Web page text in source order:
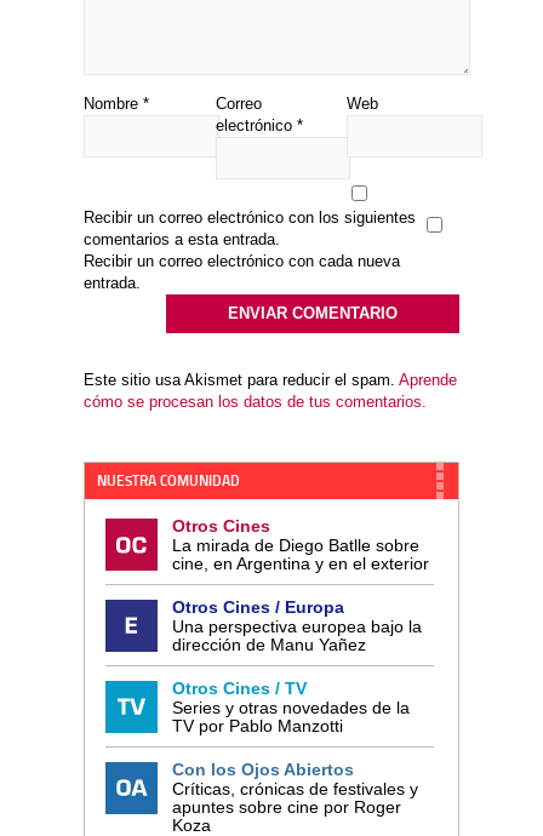
Nombre *
Correo
electrónico *
Web
Recibir un correo electrónico con los siguientes
comentarios a esta entrada.
Recibir un correo electrónico con cada nueva
entrada.
Este sitio usa Akismet para reducir el spam. Aprende
cómo se procesan los datos de tus comentarios.
NUESTRA COMUNIDAD
Otros Cines
La mirada de Diego Batlle sobre
cine, en Argentina y en el exterior
Otros Cines / Europa
Una perspectiva europea bajo la
dirección de Manu Yañez
Otros Cines / TV
Series y otras novedades de la
TV por Pablo Manzotti
Con los Ojos Abiertos
Críticas, crónicas de festivales y
apuntes sobre cine por Roger
Koza